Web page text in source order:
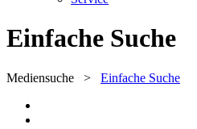
Einfache Suche
Mediensuche > Einfache Suche